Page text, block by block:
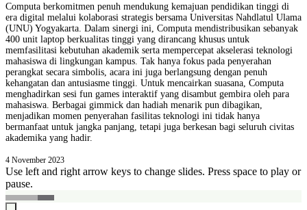
Computa berkomitmen penuh mendukung kemajuan pendidikan tinggi di
era digital melalui kolaborasi strategis bersama Universitas Nahdlatul Ulama
(UNU) Yogyakarta. Dalam sinergi ini, Computa mendistribusikan sebanyak
400 unit laptop berkualitas tinggi yang dirancang khusus untuk
memfasilitasi kebutuhan akademik serta mempercepat akselerasi teknologi
mahasiswa di lingkungan kampus. Tak hanya fokus pada penyerahan
perangkat secara simbolis, acara ini juga berlangsung dengan penuh
kehangatan dan antusiasme tinggi. Untuk mencairkan suasana, Computa
menghadirkan sesi fun games interaktif yang disambut gembira oleh para
mahasiswa. Berbagai gimmick dan hadiah menarik pun dibagikan,
menjadikan momen penyerahan fasilitas teknologi ini tidak hanya
bermanfaat untuk jangka panjang, tetapi juga berkesan bagi seluruh civitas
akademika yang hadir.
4 November 2023
Use left and right arrow keys to change slides. Press space to play or
pause.